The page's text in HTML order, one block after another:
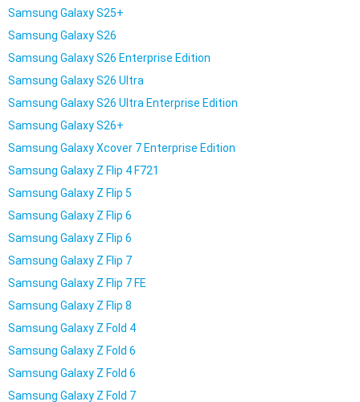
Samsung Galaxy S25+
Samsung Galaxy S26
Samsung Galaxy S26 Enterprise Edition
Samsung Galaxy S26 Ultra
Samsung Galaxy S26 Ultra Enterprise Edition
Samsung Galaxy S26+
Samsung Galaxy Xcover 7 Enterprise Edition
Samsung Galaxy Z Flip 4 F721
Samsung Galaxy Z Flip 5
Samsung Galaxy Z Flip 6
Samsung Galaxy Z Flip 6
Samsung Galaxy Z Flip 7
Samsung Galaxy Z Flip 7 FE
Samsung Galaxy Z Flip 8
Samsung Galaxy Z Fold 4
Samsung Galaxy Z Fold 6
Samsung Galaxy Z Fold 6
Samsung Galaxy Z Fold 7